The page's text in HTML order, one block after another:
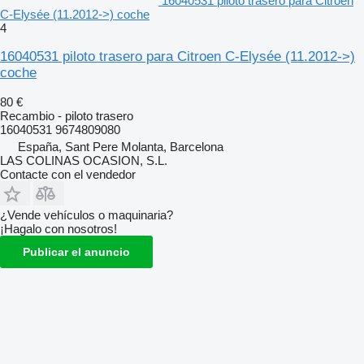
C-Elysée (11.2012->) coche
4
16040531 piloto trasero para Citroen C-Elysée (11.2012->)
coche
80 €
Recambio - piloto trasero
16040531 9674809080
España, Sant Pere Molanta, Barcelona
LAS COLINAS OCASION, S.L.
Contacte con el vendedor
¿Vende vehículos o maquinaria?
¡Hagalo con nosotros!
Publicar el anuncio